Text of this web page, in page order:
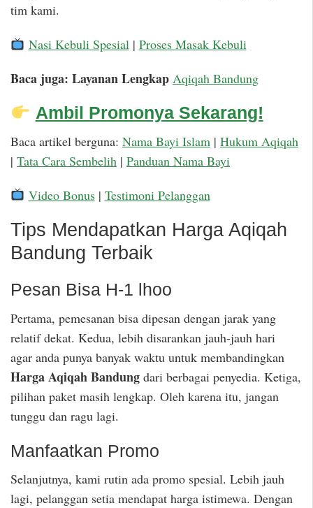
tim kami.
Nasi Kebuli Spesial| Proses Masak Kebuli
Baca juga: Layanan Lengkap Aqiqah Bandung
Ambil Promonya Sekarang!
Baca artikel berguna: Nama Bayi Islam | Hukum Aqiqah
| Tata Cara Sembelih | Panduan Nama Bayi
Video Bonus| Testimoni Pelanggan
Tips Mendapatkan Harga Aqiqah
Bandung Terbaik
Pesan Bisa H-1 lhoo
Pertama, pemesanan bisa dipesan dengan jarak yang
relatif dekat. Kedua, lebih disarankan jauh-jauh hari
agar anda punya banyak waktu untuk membandingkan
Harga Aqiqah Bandung dari berbagai penyedia. Ketiga,
pilihan paket masih lengkap. Oleh karena itu, jangan
tunggu dan ragu lagi.
Manfaatkan Promo
Selanjutnya, kami rutin ada promo spesial. Lebih jauh
lagi, pelanggan setia mendapat harga istimewa. Dengan